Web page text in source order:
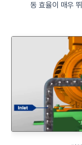
동 효율이 매우